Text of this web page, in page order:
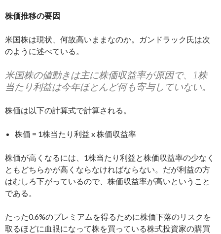
株価推移の要因
米国株は現状、何故高いままなのか。ガンドラック氏は次
のように述べている。
米国株の値動きは主に株価収益率が原因で、1株
当たり利益は今年ほとんど何も寄与していない。
株価は以下の計算式で計算される。
株価 = 1株当たり利益 x 株価収益率
株価が高くなるには、1株当たり利益と株価収益率の少なく
ともどちらかが高くならなければならない。だが利益の方
はむしろ下がっているので、株価収益率が高いということ
である。
たった0.6%のプレミアムを得るために株価下落のリスクを
取るほどに血眼になって株を買っている株式投資家の購買